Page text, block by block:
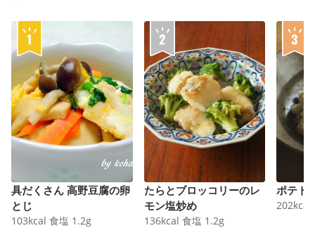
具だくさん 高野豆腐の卵
とじ
103kcal 食塩 1.2g
たらとブロッコリーのレ
モン塩炒め
136kcal 食塩 1.2g
ポテト
202kcal